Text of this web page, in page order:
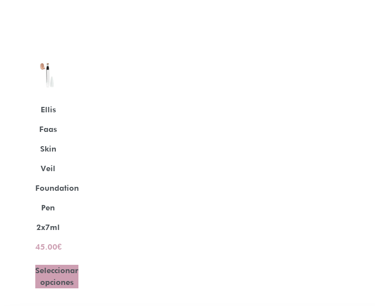
Ellis
Faas
Skin
Veil
Foundation
Pen
2x7ml
45.00€
Seleccionar
opciones